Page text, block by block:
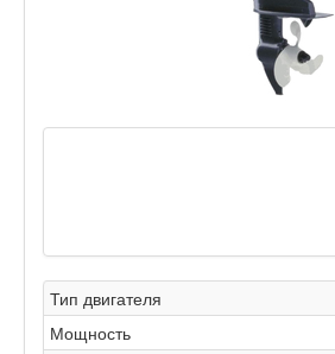
Тип двигателя
Мощность